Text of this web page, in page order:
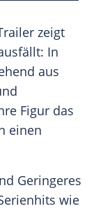
zeigt
In
aus
Figur das
einen
Geringeres
wie